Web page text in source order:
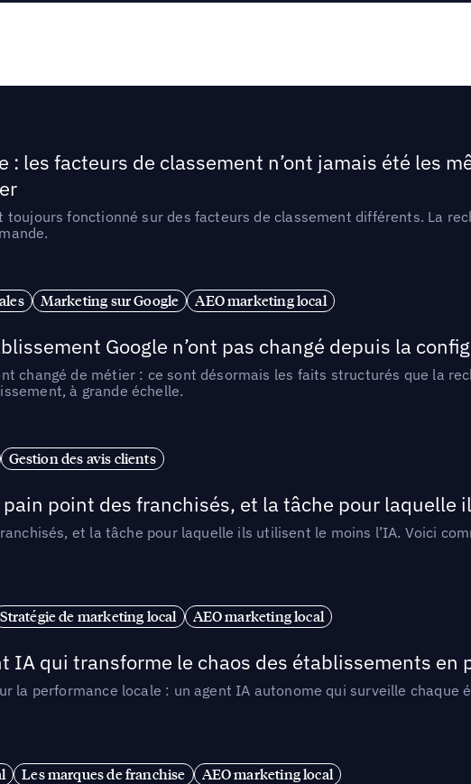
: les facteurs de classement n’ont jamais été les
toujours fonctionné sur des facteurs de classement différents. La
Marketing sur Google AEO marketing local
Google n’ont pas changé depuis la
changé de métier : ce sont désormais les faits structurés que la
à grande échelle.
Gestion des avis clients
point des franchisés, et la tâche pour laquelle
et la tâche pour laquelle ils utilisent le moins l’IA. Voici
Stratégie de marketing local AEO marketing local
IA qui transforme le chaos des établissements en
la performance locale : un agent IA autonome qui surveille
Les marques de franchise AEO marketing local